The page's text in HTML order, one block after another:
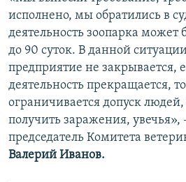
исполнено, мы обратились в
деятельность зоопарка может
до 90 суток. В данной
предприятие не закрывается,
деятельность прекращается,
ограничивается допуск
получить заражения, увечья»,
председатель Комитета
Валерий Иванов.